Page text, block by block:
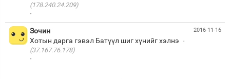
(178.240.24.209)
·
2016-11-16
Зочин
Хотын дарга гэвэл Батүүл шиг хүнийг хэлнэ
(37.167.76.178)
·